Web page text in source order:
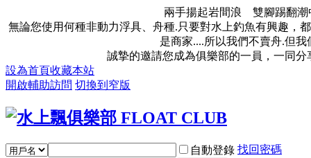
兩手揚起岩間浪 雙腳踢翻
無論您使用何種非動力浮具、舟種.只要對水上釣魚有興趣，
是商家....所以我們不賣舟.但
誠摯的邀請您成為俱樂部的一員，一同
設為首頁收藏本站
開啟輔助訪問 切換到窄版
自動登錄 找回密碼